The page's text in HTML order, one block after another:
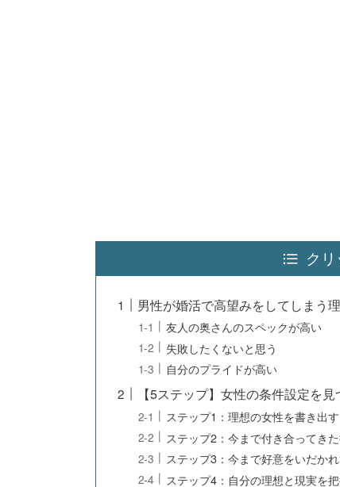
ク
男性が婚活で高望みをしてしまう
友人の奥さんのスペックが高い
失敗したくないと思う
自分のプライドが高い
【5ステップ】女性の条件設定を
ステップ1：理想の女性を書き出す
ステップ2：今まで付き合ってき
ステップ3：今まで好意をいだか
ステップ4：自分の理想と現実を